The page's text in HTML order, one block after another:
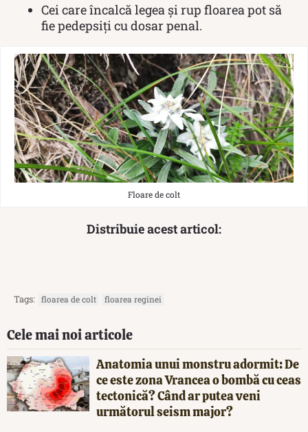
Cei care încalcă legea și rup floarea pot să
fie pedepsiți cu dosar penal.
Floare de colt
Distribuie acest articol:
Tags: floarea de colt floarea reginei
Cele mai noi articole
Anatomia unui monstru adormit: De
ce este zona Vrancea o bombă cu ceas
tectonică? Când ar putea veni
următorul seism major?